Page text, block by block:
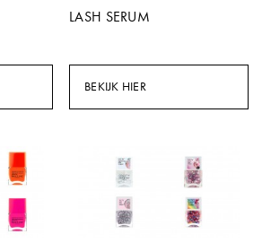
LASH SERUM
BEKIJK HIER